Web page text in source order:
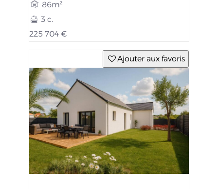
86m²
3 c.
225 704 €
Ajouter aux favoris